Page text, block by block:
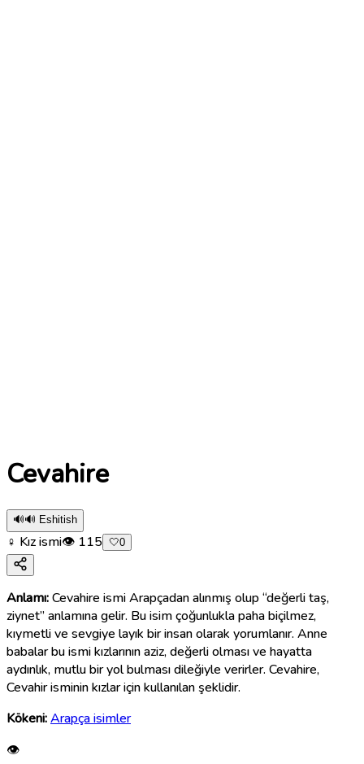
Cevahire
🔊🔊 Eshitish
♀ Kız ismi👁 115 🤍0
Anlamı:Cevahire ismi Arapçadan alınmış olup “değerli taş,
ziynet” anlamına gelir. Bu isim çoğunlukla paha biçilmez,
kıymetli ve sevgiye layık bir insan olarak yorumlanır. Anne
babalar bu ismi kızlarının aziz, değerli olması ve hayatta
aydınlık, mutlu bir yol bulması dileğiyle verirler. Cevahire,
Cevahir isminin kızlar için kullanılan şeklidir.
Kökeni:Arapça isimler
👁